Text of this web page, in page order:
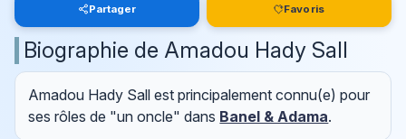
Partager Favoris
Biographie de Amadou Hady Sall
Amadou Hady Sall est principalement connu(e) pour
ses rôles de "un oncle" dans Banel & Adama.